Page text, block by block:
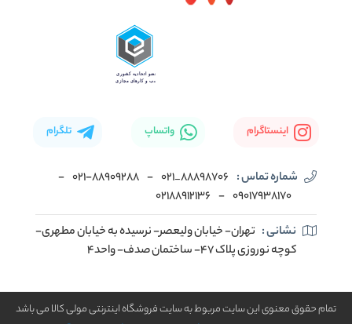
اینستاگرام واتساپ تلگرام
شماره تماس : 88898706_021
- ۰۲۱-۸۸۹۰۹۲۸۸ -
۰۹۰۱۷۹۳۸۱۷۰ -
02188912136
نشانی : تهران- خیابان ولیعصر- نرسیده به خیابان مطهری-
کوچه نوروزی پلاک ۴۷- ساختمان صدف- واحد۴
تمام حقوق معنوی این سایت مربوط به سایت فروشگاه اینترنتی مولی کالا می باشد